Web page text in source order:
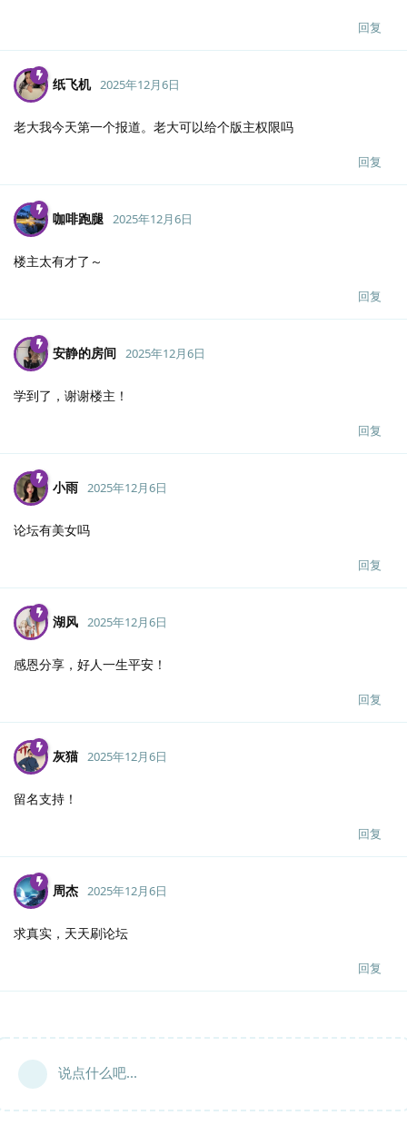
回复
纸飞机 2025年12月6日
老大我今天第一个报道。老大可以给个版主权限吗
回复
咖啡跑腿 2025年12月6日
楼主太有才了～
回复
安静的房间 2025年12月6日
学到了，谢谢楼主！
回复
小雨 2025年12月6日
论坛有美女吗
回复
湖风 2025年12月6日
感恩分享，好人一生平安！
回复
灰猫 2025年12月6日
留名支持！
回复
周杰 2025年12月6日
求真实，天天刷论坛
回复
说点什么吧...